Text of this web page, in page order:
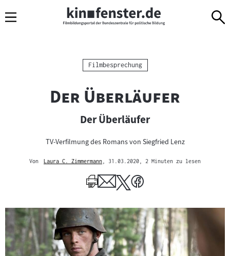
Navigation
zum
zur
Kategorie:
Filmbesprechung
"
Der Überläufer
Der Überläufer
TV-Verfilmung des Romans von Siegfried Lenz
Von
Laura C. Zimmermann
Author
, 31.03.2020 , 2 Minuten zu lesen